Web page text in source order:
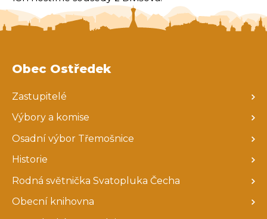
Obec Ostředek
Zastupitelé
Výbory a komise
Osadní výbor Třemošnice
Historie
Rodná světnička Svatopluka Čecha
Obecní knihovna